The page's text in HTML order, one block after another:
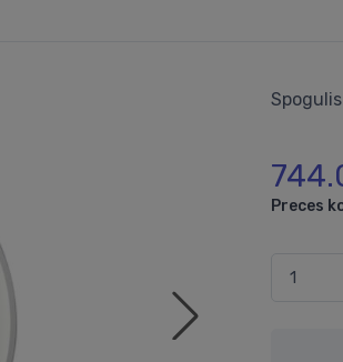
Preces